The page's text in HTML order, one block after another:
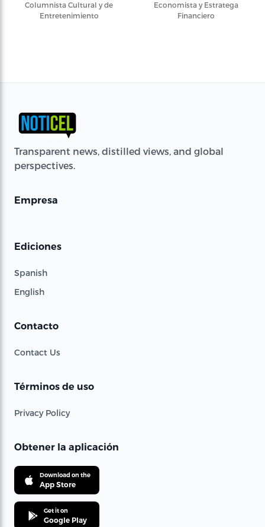
Columnista Cultural y de
Entretenimiento
Economista y Estratega
Financiero
Transparent news, distilled views, and global
perspectives.
Empresa
Ediciones
Spanish
English
Contacto
Contact Us
Términos de uso
Privacy Policy
Obtener la aplicación
Download on the
App Store
Get it on
Google Play